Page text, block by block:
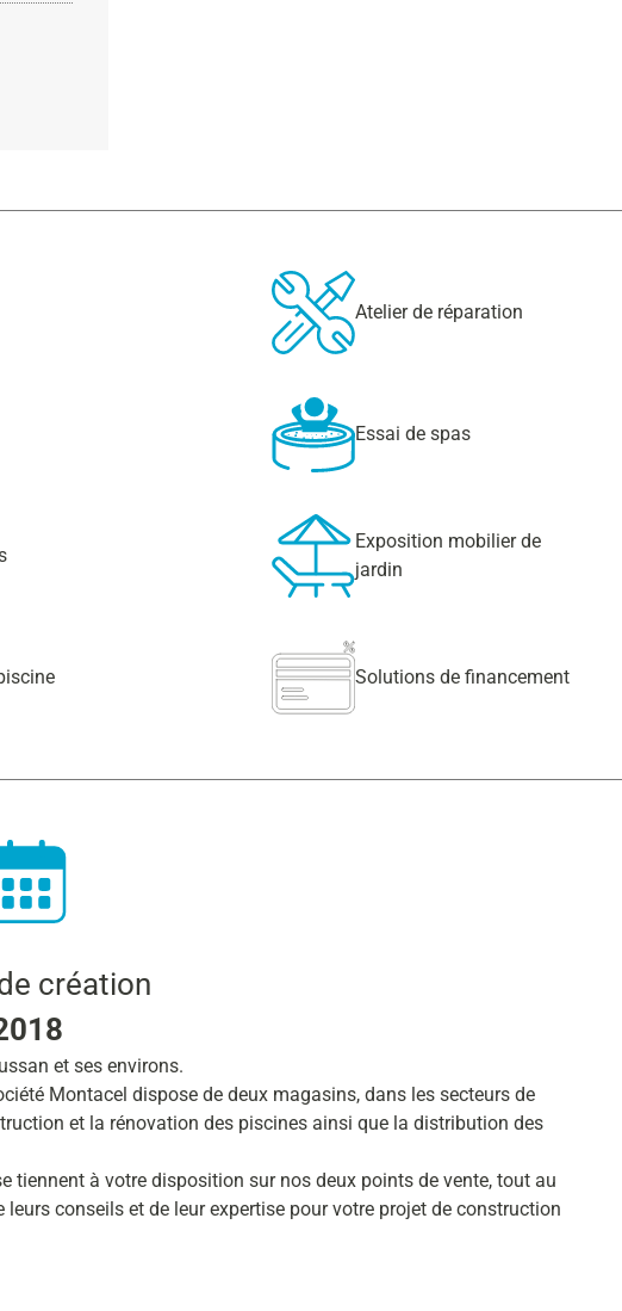
Atelier de réparation
Essai de spas
Exposition mobilier de
jardin
Solutions de financement
création
et ses environs.
Montacel dispose de deux magasins, dans les secteurs de
et la rénovation des piscines ainsi que la distribution des
tiennent à votre disposition sur nos deux points de vente, tout au
leurs conseils et de leur expertise pour votre projet de construction